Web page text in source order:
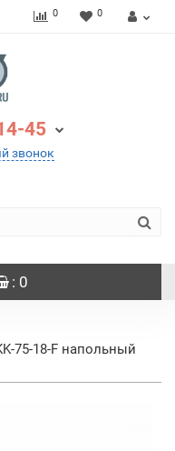
0 0
45
звонок
: 0
75-18-F напольный